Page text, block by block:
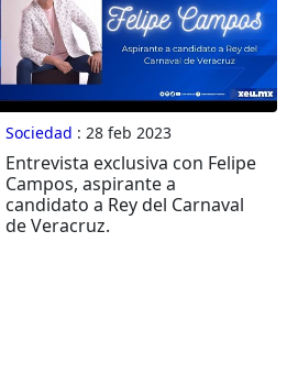
Sociedad : 28 feb 2023
Entrevista exclusiva con Felipe
Campos, aspirante a
candidato a Rey del Carnaval
de Veracruz.